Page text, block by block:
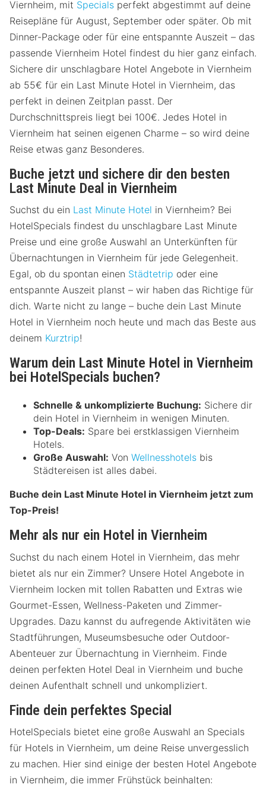
Viernheim, mit Specials perfekt abgestimmt auf deine
Reisepläne für August, September oder später. Ob mit
Dinner-Package oder für eine entspannte Auszeit – das
passende Viernheim Hotel findest du hier ganz einfach.
Sichere dir unschlagbare Hotel Angebote in Viernheim
ab 55€ für ein Last Minute Hotel in Viernheim, das
perfekt in deinen Zeitplan passt. Der
Durchschnittspreis liegt bei 100€. Jedes Hotel in
Viernheim hat seinen eigenen Charme – so wird deine
Reise etwas ganz Besonderes.
Buche jetzt und sichere dir den besten
Last Minute Deal in Viernheim
Suchst du ein Last Minute Hotel in Viernheim? Bei
HotelSpecials findest du unschlagbare Last Minute
Preise und eine große Auswahl an Unterkünften für
Übernachtungen in Viernheim für jede Gelegenheit.
Egal, ob du spontan einen Städtetrip oder eine
entspannte Auszeit planst – wir haben das Richtige für
dich. Warte nicht zu lange – buche dein Last Minute
Hotel in Viernheim noch heute und mach das Beste aus
deinem Kurztrip!
Warum dein Last Minute Hotel in Viernheim
bei HotelSpecials buchen?
Schnelle & unkomplizierte Buchung: Sichere dir
dein Hotel in Viernheim in wenigen Minuten.
Top-Deals: Spare bei erstklassigen Viernheim
Hotels.
Große Auswahl: Von Wellnesshotels bis
Städtereisen ist alles dabei.
Buche dein Last Minute Hotel in Viernheim jetzt zum
Top-Preis!
Mehr als nur ein Hotel in Viernheim
Suchst du nach einem Hotel in Viernheim, das mehr
bietet als nur ein Zimmer? Unsere Hotel Angebote in
Viernheim locken mit tollen Rabatten und Extras wie
Gourmet-Essen, Wellness-Paketen und Zimmer-
Upgrades. Dazu kannst du aufregende Aktivitäten wie
Stadtführungen, Museumsbesuche oder Outdoor-
Abenteuer zur Übernachtung in Viernheim. Finde
deinen perfekten Hotel Deal in Viernheim und buche
deinen Aufenthalt schnell und unkompliziert.
Finde dein perfektes Special
HotelSpecials bietet eine große Auswahl an Specials
für Hotels in Viernheim, um deine Reise unvergesslich
zu machen. Hier sind einige der besten Hotel Angebote
in Viernheim, die immer Frühstück beinhalten: